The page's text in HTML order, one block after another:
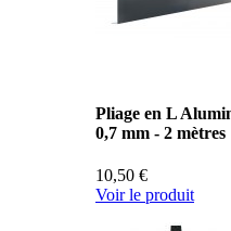
Pliage en L
0,7 mm - 2 mètres
10,50 €
Voir le produit